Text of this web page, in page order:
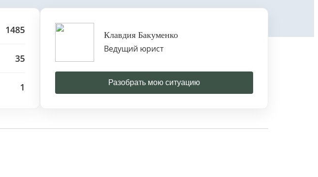
1485
35
1
Клавдия Бакуменко
Ведущий юрист
Разобрать мою ситуацию